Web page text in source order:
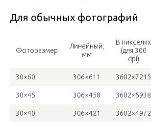
Для обычных фотографий
Фоторазмер
Линейный,
мм
В пикселях
(для 300
dpi)
30×60 306×611 3602×7215
30×45 306×458 3602×5938
30×40 306×421 3602×4972